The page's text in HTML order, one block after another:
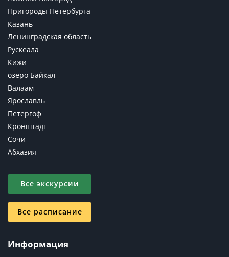
Пригороды Петербурга
Казань
Ленинградская область
Рускеала
Кижи
озеро Байкал
Валаам
Ярославль
Петергоф
Кронштадт
Сочи
Абхазия
Все экскурсии
Все расписание
Информация